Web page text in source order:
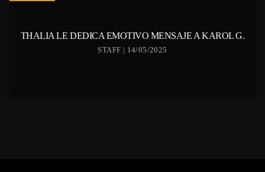
THALIA LE DEDICA EMOTIVO MENSAJE A KAROL G.
STAFF | 14/05/2025